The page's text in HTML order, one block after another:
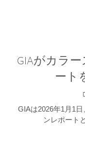
GIAがカラ
ート
GIAは2026年1月1
ンレポート